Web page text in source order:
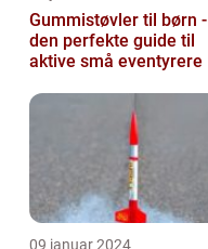
Gummistøvler til børn -
den perfekte guide til
aktive små eventyrere
09 januar 2024